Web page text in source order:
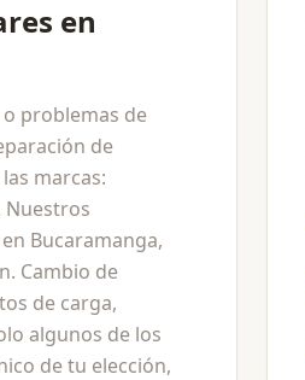
en
problemas de
de
marcas:
Nuestros
Bucaramanga,
Cambio de
de carga,
algunos de los
de tu elección,